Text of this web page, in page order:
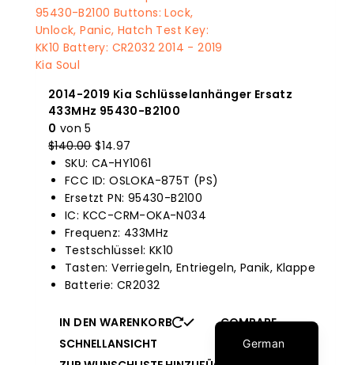
2014-2019 Kia Schlüsselanhänger Ersatz
433MHz 95430-B2100
0 von 5
$140.00 Der
Originalpreis
war:
$140.00.
$14.97
aktuelle
Preis
ist:
$14.97.
SKU: CA-HY1061
FCC ID: OSLOKA-875T (PS)
Ersetzt PN: 95430-B2100
IC: KCC-CRM-OKA-N034
Frequenz: 433MHz
Testschlüssel: KK10
Tasten: Verriegeln, Entriegeln, Panik, Klappe
Batterie: CR2032
IN DEN WARENKORB
COMPARE
SCHNELLANSICHT
German
English
Turkish